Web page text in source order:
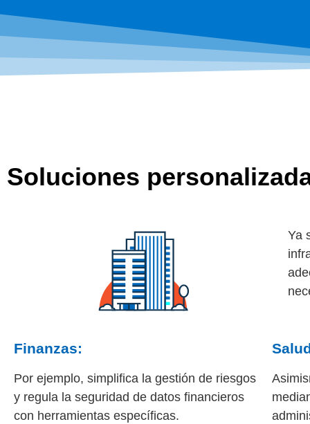
Soluciones
Ya
Finanzas:
Por ejemplo, simplifica la gestión de riesgos
y regula la seguridad de datos financieros
con herramientas específicas.